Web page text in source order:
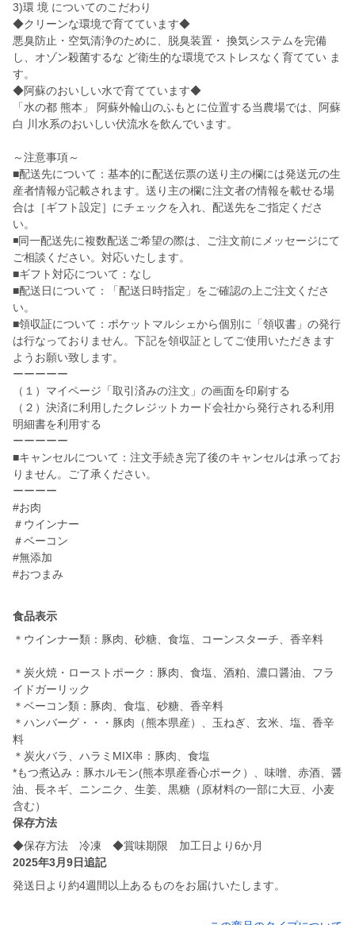
3)環 境 についてのこだわり
◆クリーンな環境で育てています◆
悪臭防止・空気清浄のために、脱臭装置・ 換気システムを完備
し、オゾン殺菌するな ど衛生的な環境でストレスなく育ててい ま
す。
◆阿蘇のおいしい水で育てています◆
「水の都 熊本」 阿蘇外輪山のふもとに位置する当農場では、阿蘇
白 川水系のおいしい伏流水を飲んでいます。
～注意事項～
■配送先について：基本的に配送伝票の送り主の欄には発送元の生
産者情報が記載されます。送り主の欄に注文者の情報を載せる場
合は［ギフト設定］にチェックを入れ、配送先をご指定くださ
い。
◾️同一配送先に複数配送ご希望の際は、ご注文前にメッセージにて
ご相談ください。対応いたします。
■ギフト対応について：なし
■配送日について：「配送日時指定」をご確認の上ご注文くださ
い。
■領収証について：ポケットマルシェから個別に「領収書」の発行
は行なっておりません。下記を領収証としてご使用いただきます
ようお願い致します。
ーーーーー
（１）マイページ「取引済みの注文」の画面を印刷する
（２）決済に利用したクレジットカード会社から発行される利用
明細書を利用する
ーーーーー
■キャンセルについて：注文手続き完了後のキャンセルは承ってお
りません。ご了承ください。
ーーーー
#お肉
＃ウインナー
＃ベーコン
#無添加
#おつまみ
食品表示
＊ウインナー類：豚肉、砂糖、食塩、コーンスターチ、香辛料
＊炭火焼・ローストポーク：豚肉、食塩、酒粕、濃口醤油、フラ
イドガーリック
＊ベーコン類：豚肉、食塩、砂糖、香辛料
＊ハンバーグ・・・豚肉（熊本県産）、玉ねぎ、玄米、塩、香辛
料
＊炭火バラ、ハラミMIX串：豚肉、食塩
*もつ煮込み：豚ホルモン(熊本県産香心ポーク）、味噌、赤酒、醤
油、長ネギ、ニンニク、生姜、黒糖（原材料の一部に大豆、小麦
含む）
保存方法
◆保存方法 冷凍 ◆賞味期限 加工日より6か月
2025年3月9日追記
発送日より約4週間以上あるものをお届けいたします。